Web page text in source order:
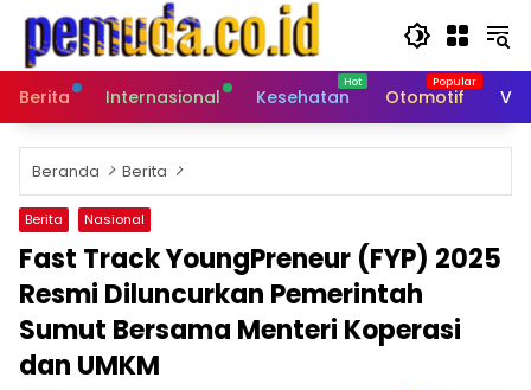
Langsung
konten
Berita
Internasional Kesehatan Otomotif
Beranda Berita
Berita Nasional
Fast Track YoungPreneur (FYP) 2025
Resmi Diluncurkan Pemerintah
Sumut Bersama Menteri Koperasi
dan UMKM